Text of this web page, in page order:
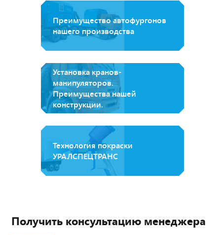
Преимущество автофургонов
нашего производства
Установка кранов-
манипуляторов.
Преимущества нашей
конструкции.
Технология покраски
УРАЛСПЕЦТРАНС
Получить консультацию менеджера